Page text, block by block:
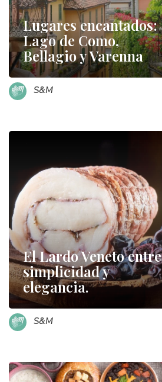
Lugares encantados:
Lago de Como,
Bellagio y Varenna
S&M
El Lardo Veneto entre
simplicidad y
elegancia.
S&M